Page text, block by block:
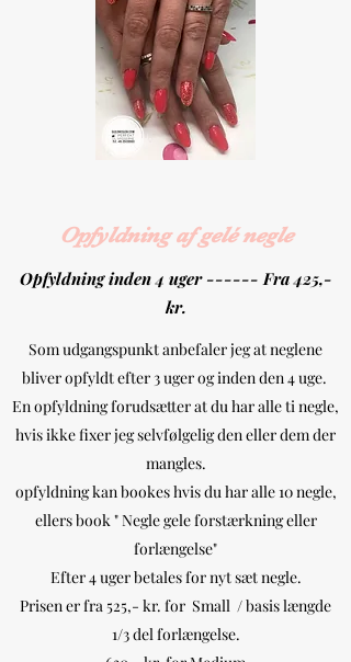
Opfyldning af gelé negle
Opfyldning inden 4 uger ------ Fra 425,-
kr.
Som udgangspunkt anbefaler jeg at neglene
bliver opfyldt efter 3 uger og inden den 4 uge.
En opfyldning forudsætter at du har alle ti negle,
hvis ikke fixer jeg selvfølgelig den eller dem der
mangles.
opfyldning kan bookes hvis du har alle 10 negle,
ellers book " Negle gele forstærkning eller
forlængelse"
Efter 4 uger betales for nyt sæt negle.
Prisen er fra 525,- kr. for Small / basis længde
1/3 del forlængelse.